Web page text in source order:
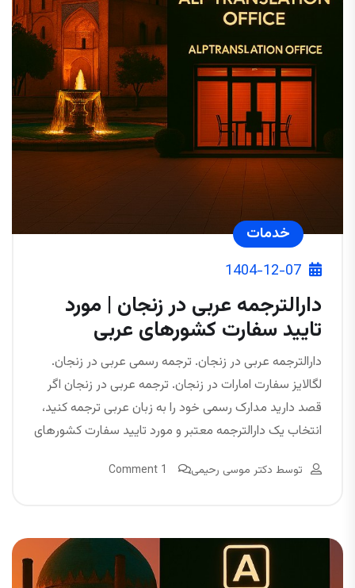
خدمات
1404-12-07
دارالترجمه عربی در زنجان | مورد
تایید سفارت کشورهای عربی
دارالترجمه عربی در زنجان. ترجمه رسمی عربی در زنجان.
لگالایز سفارت امارات در زنجان. ترجمه عربی در زنجان اگر
قصد دارید مدارک رسمی خود را به زبان عربی ترجمه کنید،
انتخاب یک دارالترجمه معتبر و مورد تایید سفارت کشورهای
توسط دکتر موسی رحیمی 1 Comment